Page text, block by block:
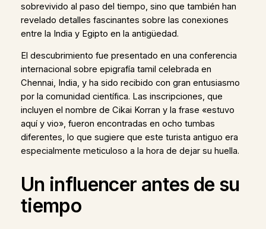
sobrevivido al paso del tiempo, sino que también han
revelado detalles fascinantes sobre las conexiones
entre la India y Egipto en la antigüedad.
El descubrimiento fue presentado en una conferencia
internacional sobre epigrafía tamil celebrada en
Chennai, India, y ha sido recibido con gran entusiasmo
por la comunidad científica. Las inscripciones, que
incluyen el nombre de Cikai Korran y la frase «estuvo
aquí y vio», fueron encontradas en ocho tumbas
diferentes, lo que sugiere que este turista antiguo era
especialmente meticuloso a la hora de dejar su huella.
Un influencer antes de su
tiempo